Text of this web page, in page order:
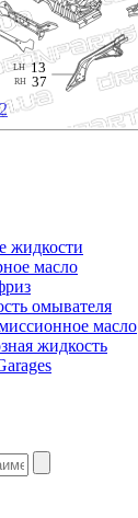
жидкости
масло
омывателя
масло
жидкость
RH
LH 13
37